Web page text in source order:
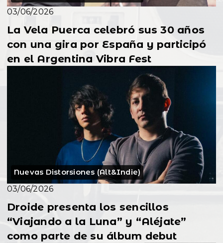
03/06/2026
La Vela Puerca celebró sus 30 años
con una gira por España y participó
en el Argentina Vibra Fest
Nuevas Distorsiones (Alt&Indie)
03/06/2026
Droide presenta los sencillos
“Viajando a la Luna” y “Aléjate”
como parte de su álbum debut